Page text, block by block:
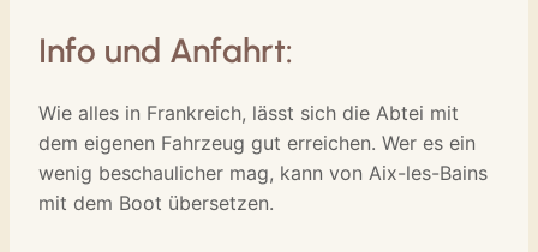
Info und Anfahrt:
Wie alles in Frankreich, lässt sich die Abtei mit
dem eigenen Fahrzeug gut erreichen. Wer es ein
wenig beschaulicher mag, kann von Aix-les-Bains
mit dem Boot übersetzen.